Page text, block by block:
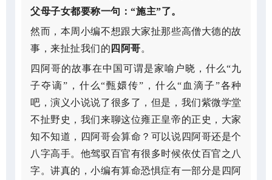
父母子女都要称一句：“施主”了。
然而，本周小编不想跟大家扯那些高僧大德的故
事，来扯扯我们的 四阿哥。
四阿哥的故事在中国可谓是家喻户晓，什么“九
子夺谪”，什么“甄嬛传”，什么“血滴子”各种
吧，演义小说说了很多了，但是，我们紫微学堂
不扯野史，我们来聊这位雍正皇帝的正史，大家
知不知道，四阿哥会算命？可以说四阿哥还是个
八字高手。他驾驭百官有很多时候依仗百官之八
字。讲真的，小编有算命恐惧症有一部分是四阿